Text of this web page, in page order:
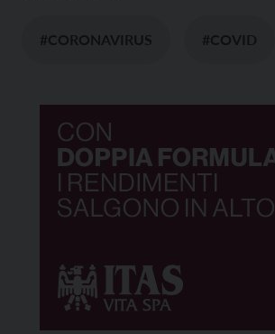
#CORONAVIRUS #COVID